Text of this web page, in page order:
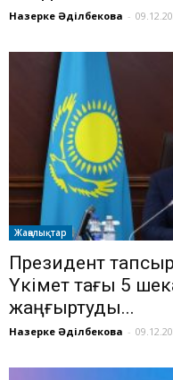
Назерке Әділбекова -
Жаңалықтар
Президент
Үкімет тағы 5
жаңғыртуды...
Назерке Әділбекова -